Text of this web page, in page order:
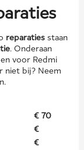
reparatiesstaan
. Onderaan
voor Redmi
niet bij? Neem
€ 70
€
€